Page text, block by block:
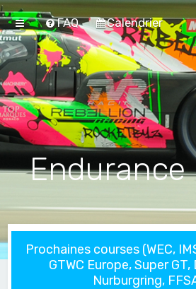
FAQ Calendrier
Endurance
Prochaines courses (WEC,
GTWC Europe, Super
Nurburgring,